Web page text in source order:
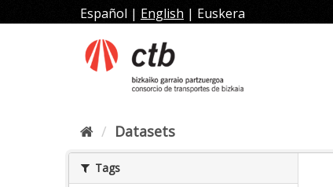
to
Español | English | Euskera
Datasets
Tags